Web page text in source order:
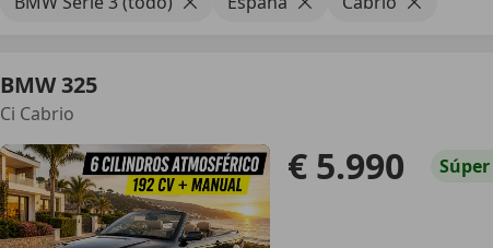
BMW 325
Ci Cabrio
€ 5.990 Súper